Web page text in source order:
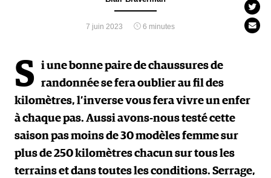
7 juin 2023 6 minutes
S i une bonne paire de chaussures de
randonnée se fera oublier au fil des
kilomètres, l’inverse vous fera vivre un enfer
à chaque pas. Aussi avons-nous testé cette
saison pas moins de 30 modèles femme sur
plus de 250 kilomètres chacun sur tous les
terrains et dans toutes les conditions. Serrage,